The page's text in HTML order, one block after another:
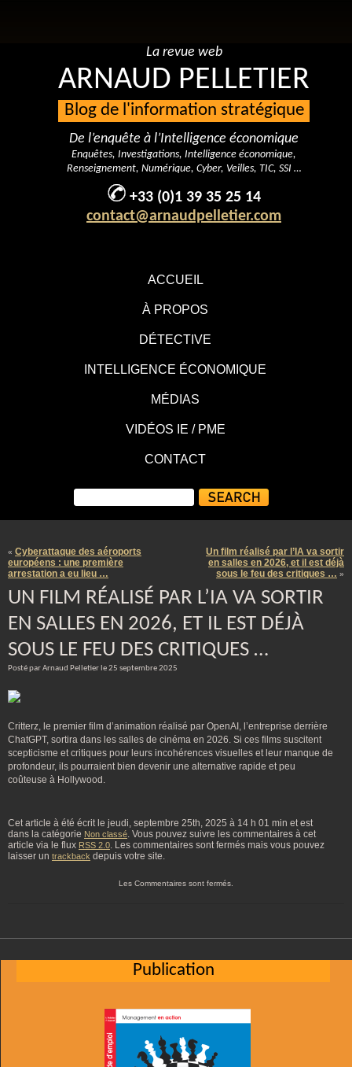
ACCUEIL
À PROPOS
DÉTECTIVE
INTELLIGENCE ÉCONOMIQUE
MÉDIAS
VIDÉOS IE / PME
CONTACT
La revue web
ARNAUD PELLETIER
Blog de l'information stratégique
De l’enquête à l’Intelligence économique
Enquêtes, Investigations, Intelligence économique,
Renseignement, Numérique, Cyber, Veilles, TIC, SSI …
+33 (0)1 39 35 25 14
contact@arnaudpelletier.com
« Cyberattaque des aéroports
européens : une première
arrestation a eu lieu …
Un film réalisé par l’IA va sortir
en salles en 2026, et il est déjà
sous le feu des critiques … »
UN FILM RÉALISÉ PAR L’IA VA SORTIR
EN SALLES EN 2026, ET IL EST DÉJÀ
SOUS LE FEU DES CRITIQUES …
Posté par Arnaud Pelletier le 25 septembre 2025
Critterz, le premier film d’animation réalisé par OpenAI, l’entreprise derrière
ChatGPT, sortira dans les salles de cinéma en 2026. Si ces films suscitent
scepticisme et critiques pour leurs incohérences visuelles et leur manque de
profondeur, ils pourraient bien devenir une alternative rapide et peu
coûteuse à Hollywood.
Cet article à été écrit le jeudi, septembre 25th, 2025 à 14 h 01 min et est
dans la catégorie Non classé. Vous pouvez suivre les commentaires à cet
article via le flux RSS 2.0. Les commentaires sont fermés mais vous pouvez
laisser un trackback depuis votre site.
Les Commentaires sont fermés.
Publication